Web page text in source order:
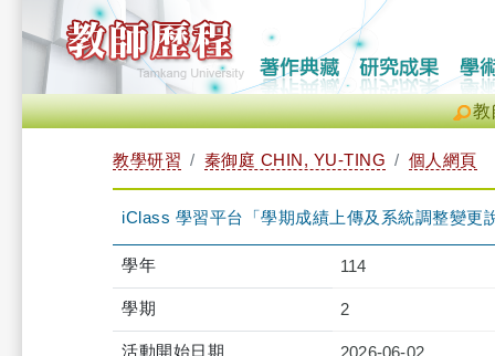
教
教學研習 秦御庭 CHIN, YU-TING 個人網頁
iClass 學習平台「學期成績上傳及系統調整變更
學年 114
學期 2
活動開始日期 2026-06-02